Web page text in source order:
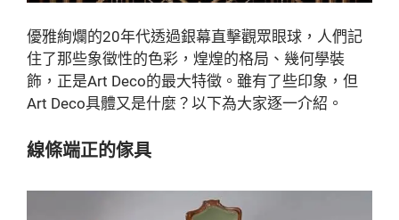
優雅絢爛的20年代透過銀幕直擊觀眾眼球，人們記
住了那些象徵性的色彩，煌煌的格局、幾何學裝
飾，正是Art Deco的最大特徵。雖有了些印象，但
Art Deco具體又是什麼？以下為大家逐一介紹。
線條端正的傢具